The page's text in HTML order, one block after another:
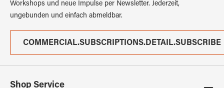
Workshops und neue Impulse per Newsletter. Jederzeit,
ungebunden und einfach abmeldbar.
COMMERCIAL.SUBSCRIPTIONS.DETAIL.SUBSCRIBE
Shop Service